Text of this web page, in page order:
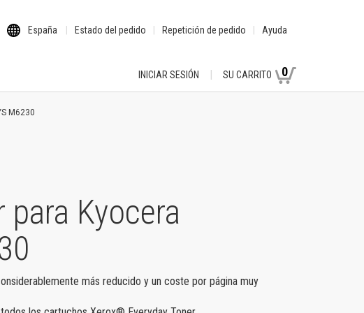
España Estado del pedido Repetición de pedido Ayuda
INICIAR SESIÓN SU CARRITO 0
M6230
Kyocera
más reducido y un coste por página muy